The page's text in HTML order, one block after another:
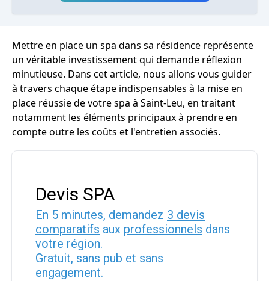
Mettre en place un spa dans sa résidence représente
un véritable investissement qui demande réflexion
minutieuse. Dans cet article, nous allons vous guider
à travers chaque étape indispensables à la mise en
place réussie de votre spa à Saint-Leu, en traitant
notamment les éléments principaux à prendre en
compte outre les coûts et l'entretien associés.
Devis SPA
En 5 minutes, demandez 3 devis
comparatifs aux professionnels dans
votre région.
Gratuit, sans pub et sans
engagement.